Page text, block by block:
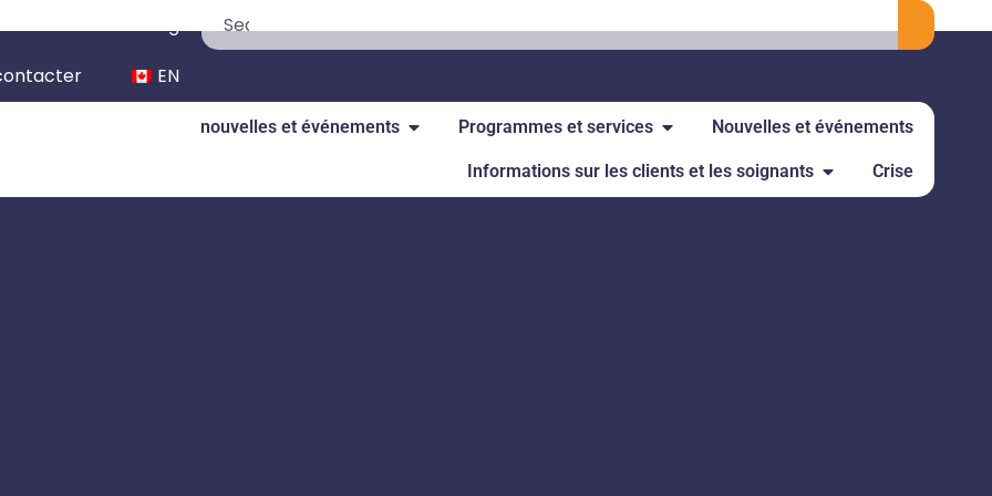
We’re Hiring
EN
nouvelles et événements Programmes et services Nouvelles et événements
Informations sur les clients et les soignants Crise